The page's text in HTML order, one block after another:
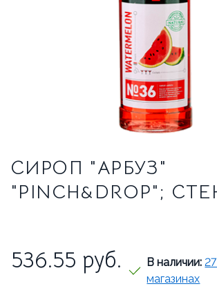
КОФЕМАШИНЫ НА ЦЕЛЬНОМ
ТРАДИЦИОННЫЕ ЭСПРЕССО-
ВАКАНСИИ
СЕРВИСНЫЙ ЦЕНТР
УСЛОВИЯ ВОЗВРАТА
СИРОП "АРБУЗ"
"PINCH&DROP";
536.55 руб. В наличии:
магазинах